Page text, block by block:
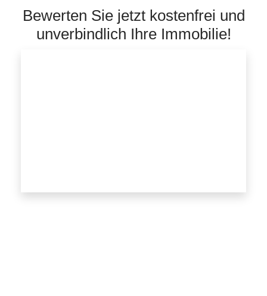
Bewerten Sie jetzt kostenfrei und
unverbindlich Ihre Immobilie!